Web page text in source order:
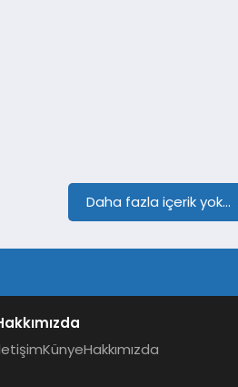
Daha fazla içerik yok...
KünyeHakkımızda